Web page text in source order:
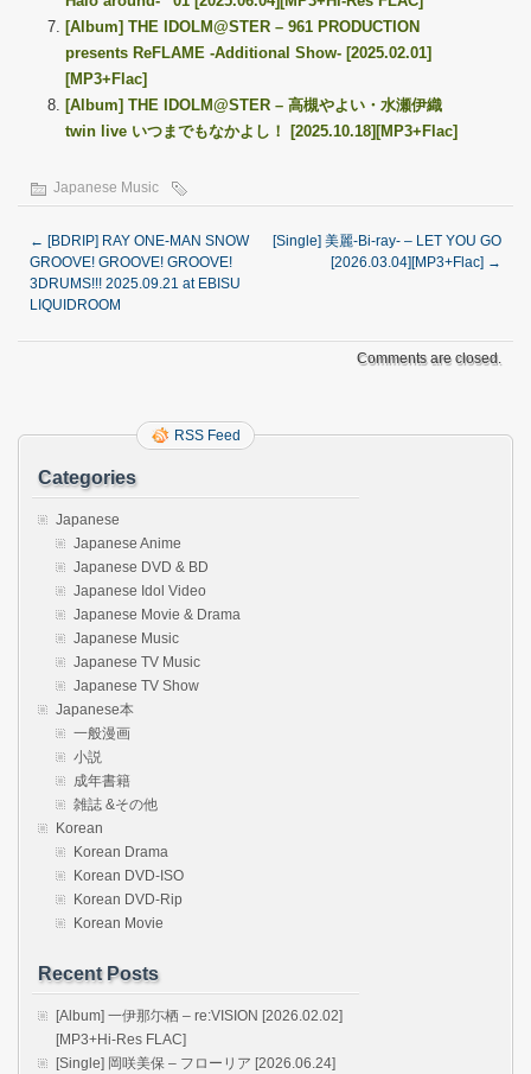
[Album] THE IDOLM@STER – 961 PRODUCTION
presents ReFLAME -Additional Show- [2025.02.01]
[MP3+Flac]
[Album] THE IDOLM@STER – 高槻やよい・水瀬伊織
twin live いつまでもなかよし！ [2025.10.18][MP3+Flac]
Japanese Music
← [BDRIP] RAY ONE-MAN SNOW
GROOVE! GROOVE! GROOVE!
3DRUMS!!! 2025.09.21 at EBISU
LIQUIDROOM
[Single] 美麗-Bi-ray- – LET YOU GO
[2026.03.04][MP3+Flac] →
Comments are closed.
RSS Feed
Categories
Japanese
Japanese Anime
Japanese DVD & BD
Japanese Idol Video
Japanese Movie & Drama
Japanese Music
Japanese TV Music
Japanese TV Show
Japanese本
一般漫画
小説
成年書籍
雑誌 &その他
Korean
Korean Drama
Korean DVD-ISO
Korean DVD-Rip
Korean Movie
Recent Posts
[Album] 一伊那尓栖 – re:VISION [2026.02.02]
[MP3+Hi-Res FLAC]
[Single] 岡咲美保 – フローリア [2026.06.24]